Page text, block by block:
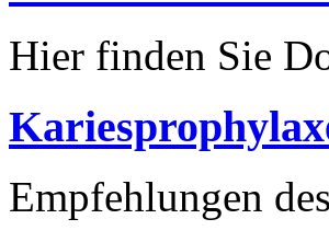
Hier finden Sie
Empfehlungen